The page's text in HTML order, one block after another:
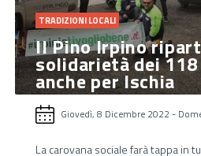
TRADIZIONI LOCALI
Il Pino Irpino
solidarietà dei
anche per Ischia
Giovedì, 8 Dicembre 2022 -
La carovana sociale farà tappa in